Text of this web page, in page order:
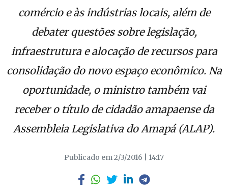
comércio e às indústrias locais, além de
debater questões sobre legislação,
infraestrutura e alocação de recursos para
consolidação do novo espaço econômico. Na
oportunidade, o ministro também vai
receber o título de cidadão amapaense da
Assembleia Legislativa do Amapá (ALAP).
Publicado em 2/3/2016 | 14:17